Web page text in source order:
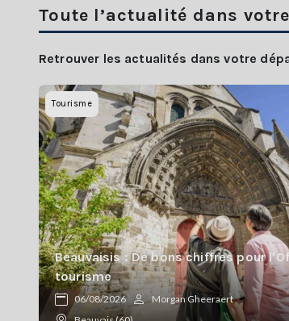
Toute l’actualité dans
Retrouver les actualités dans votre
Tourisme
Beauvaisis : De bons chiffres pour
tourisme
06/08/2026
Morgan Gheeraert